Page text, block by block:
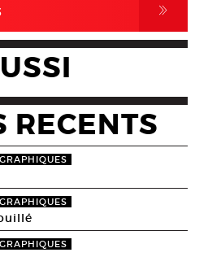
,
RECENTS